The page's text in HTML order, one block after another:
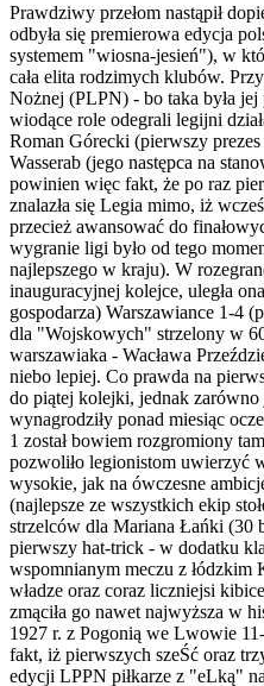
Prawdziwy przełom nastąpił
odbyła się premierowa edycja
systemem "wiosna-jesień"), w
cała elita rodzimych klubów.
Nożnej (PLPN) - bo taka była
wiodące role odegrali legijni
Roman Górecki (pierwszy
Wasserab (jego następca na
powinien więc fakt, że po raz
znalazła się Legia mimo, iż
przecież awansować do
wygranie ligi było od tego
najlepszego w kraju). W
inauguracyjnej kolejce, uległa
gospodarza) Warszawiance 1-4
dla "Wojskowych" strzelony w
warszawiaka - Wacława
niebo lepiej. Co prawda na
do piątej kolejki, jednak
wynagrodziły ponad miesiąc
1 został bowiem rozgromiony
pozwoliło legionistom uwierzyć
wysokie, jak na ówczesne
(najlepsze ze wszystkich ekip
strzelców dla Mariana Łańki (30
pierwszy hat-trick - w dodatku
wspomnianym meczu z
władze oraz coraz liczniejsi
zmąciła go nawet najwyższa w
1927 r. z Pogonią we Lwowie
fakt, iż pierwszych szeŚć oraz
edycji LPPN piłkarze z "eLką"